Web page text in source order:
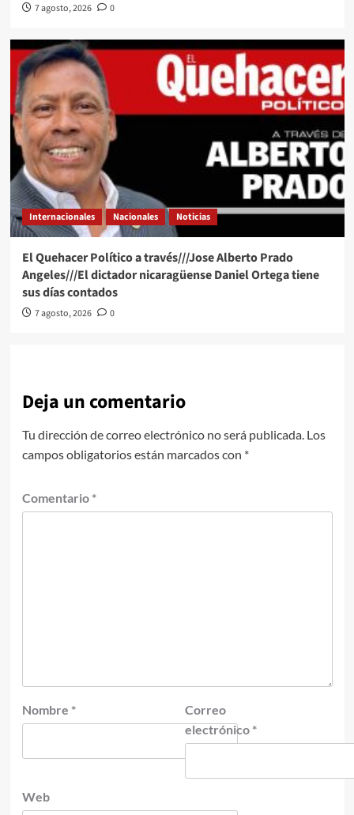
7 agosto, 2026 0
Internacionales Nacionales Noticias
El Quehacer Político a través///Jose Alberto Prado
Angeles///El dictador nicaragüense Daniel Ortega tiene
sus días contados
7 agosto, 2026 0
Deja un comentario
Tu dirección de correo electrónico no será publicada. Los
campos obligatorios están marcados con *
Comentario *
Nombre *
Correo
electrónico *
Web